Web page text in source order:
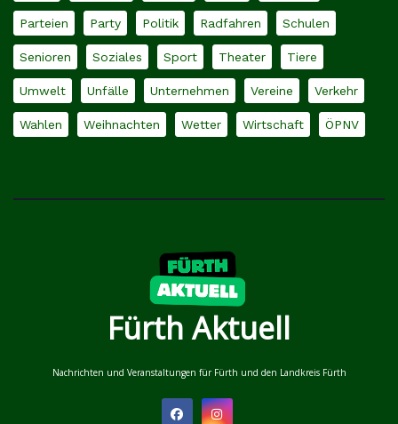
Parteien Party Politik Radfahren Schulen
Senioren Soziales Sport Theater Tiere
Umwelt Unfälle Unternehmen Vereine Verkehr
Wahlen Weihnachten Wetter Wirtschaft ÖPNV
Fürth Aktuell
Nachrichten und Veranstaltungen für Fürth und den Landkreis Fürth